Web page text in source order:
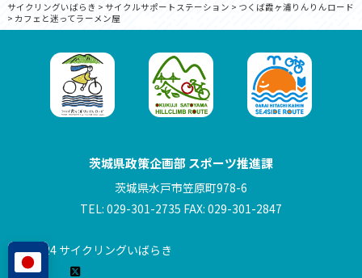
サイクリングいばらき > サイクルサポートステーション > つくば霞ヶ浦りんりんロード
> カフェと迷ってラーメン屋
茨城県政策企画部 スポーツ推進課
茨城県水戸市笠原町978-6
TEL: 029-301-2735 FAX: 029-301-2847
© 2024 サイクリングいばらき